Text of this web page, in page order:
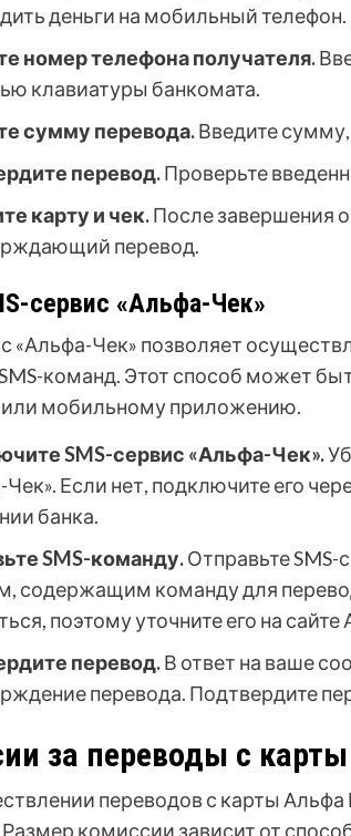
деньги на мобильный телефон.
номер телефона получателя.
клавиатуры банкомата.
сумму перевода.Введите
перевод.Проверьте
карту и чек.После завершения
перевод.
сервис «Альфа-Чек»
«Альфа-Чек» позволяет
команд. Этот способ может
или мобильному приложению.
SMS-сервис «Альфа-Чек».
Если нет, подключите его
банка.
SMS-команду.Отправьте
содержащим команду для
поэтому уточните его на
перевод.В ответ на ваше
перевода. Подтвердите
за переводы с
переводов с карты
комиссии зависит от